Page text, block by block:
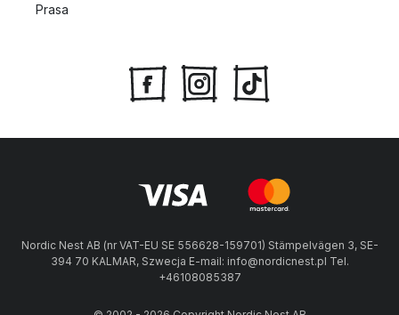
Prasa
Nordic Nest AB (nr VAT-EU SE 556628-159701) Stämpelvägen 3, SE-
394 70 KALMAR, Szwecja E-mail: info@nordicnest.pl Tel.
+46108085387